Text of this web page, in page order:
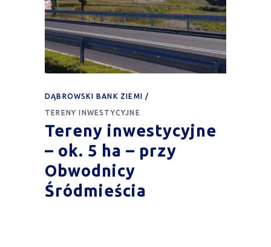
DĄBROWSKI BANK ZIEMI
TERENY INWESTYCYJNE
Tereny inwestycyjne
– ok. 5 ha – przy
Obwodnicy
Śródmieścia